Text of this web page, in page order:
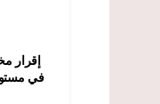
إقرار
في